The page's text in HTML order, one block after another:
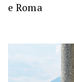
e Roma